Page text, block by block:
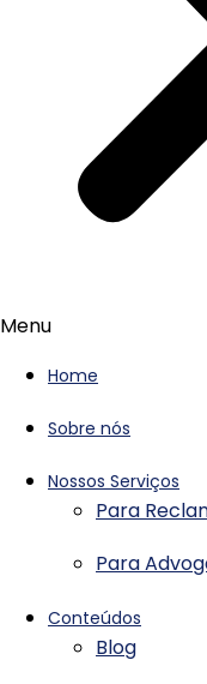
Menu
Home
Sobre nós
Nossos Serviços
Para
Para
Conteúdos
Blog